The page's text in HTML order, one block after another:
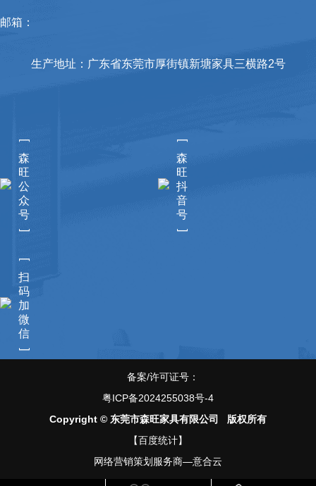
邮箱：
生产地址：广东省东莞市厚街镇新塘家具三横路2号
[
森
旺
公
众
号
]
[
森
旺
抖
音
号
]
[
扫
码
加
微
信
]
备案/许可证号：
粤ICP备2024255038号-4
Copyright © 东莞市森旺家具有限公司 版权所有
【百度统计】
网络营销策划服务商—意合云